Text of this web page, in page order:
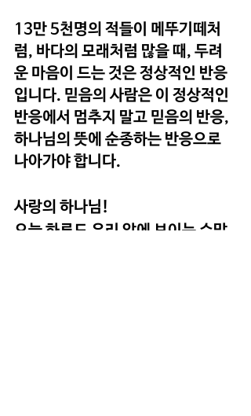
13만 5천명의 적들이 메뚜기떼처
럼, 바다의 모래처럼 많을 때, 두려
운 마음이 드는 것은 정상적인 반응
입니다. 믿음의 사람은 이 정상적인
반응에서 멈추지 말고 믿음의 반응,
하나님의 뜻에 순종하는 반응으로
나아가야 합니다.
사랑의 하나님!
오늘 하루도 우리 앞에 보이는 수많